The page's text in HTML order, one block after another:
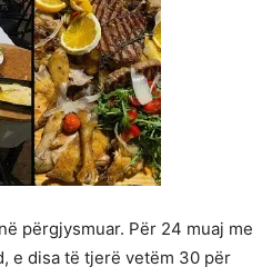
përgjysmuar. Për 24 muaj me
e disa të tjerë vetëm 30 për